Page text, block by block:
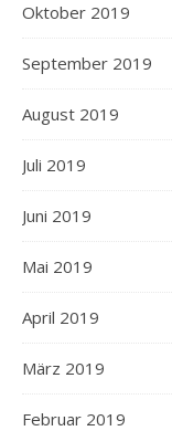
Oktober 2019
September 2019
August 2019
Juli 2019
Juni 2019
Mai 2019
April 2019
März 2019
Februar 2019